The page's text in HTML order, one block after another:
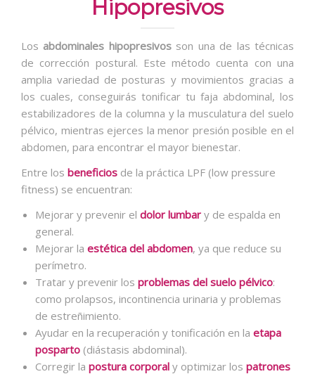
TRATAMIENTOS
CONTACTO
Hipopresivos
Los abdominales hipopresivosson una de las técnicas
de corrección postural. Este método cuenta con una
amplia variedad de posturas y movimientos gracias a
los cuales, conseguirás tonificar tu faja abdominal, los
estabilizadores de la columna y la musculatura del suelo
pélvico, mientras ejerces la menor presión posible en el
abdomen, para encontrar el mayor bienestar.
Entre los beneficios de la práctica LPF (low pressure
fitness) se encuentran:
Mejorar y prevenir el dolor lumbar y de espalda en
general.
Mejorar la estética del abdomen, ya que reduce su
perímetro.
Tratar y prevenir los problemas del suelo pélvico:
como prolapsos, incontinencia urinaria y problemas
de estreñimiento.
Ayudar en la recuperación y tonificación en la etapa
posparto (diástasis abdominal).
Corregir la postura corporal y optimizar los patrones